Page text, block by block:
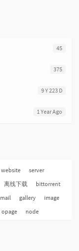
45
375
9 Y 223 D
1 Year Ago
website
server
离线下载
bittorrent
mail gallery
image
opage node